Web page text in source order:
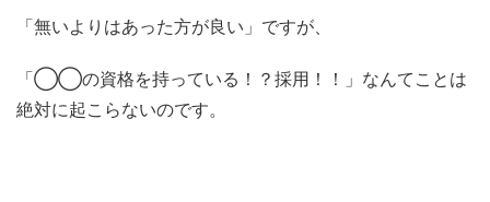
「無いよりはあった方が良い」ですが、
「◯◯の資格を持っている！？採用！！」なんてことは
絶対に起こらないのです。